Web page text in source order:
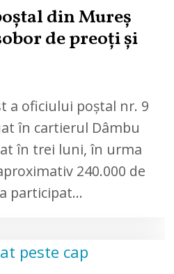
din Mureș
de preoți și
a oficiului poștal nr. 9
în cartierul Dâmbu
în trei luni, în urma
240.000 de
participat…